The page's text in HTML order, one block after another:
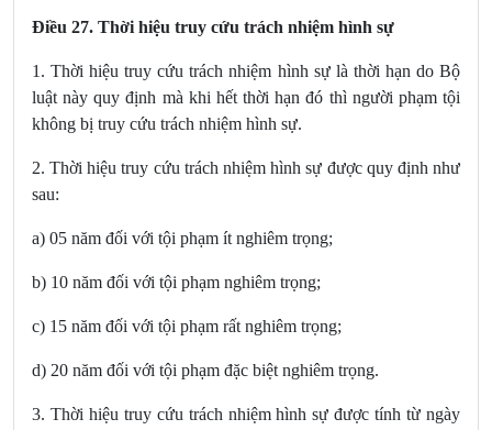
Điều 27. Thời hiệu truy cứu trách nhiệm hình sự
1. Thời hiệu truy cứu trách nhiệm hình sự là thời hạn do Bộ
luật này quy định mà khi hết thời hạn đó thì người phạm tội
không bị truy cứu trách nhiệm hình sự.
2. Thời hiệu truy cứu trách nhiệm hình sự được quy định như
sau:
a) 05 năm đối với tội phạm ít nghiêm trọng;
b) 10 năm đối với tội phạm nghiêm trọng;
c) 15 năm đối với tội phạm rất nghiêm trọng;
d) 20 năm đối với tội phạm đặc biệt nghiêm trọng.
3. Thời hiệu truy cứu trách nhiệm hình sự được tính từ ngày